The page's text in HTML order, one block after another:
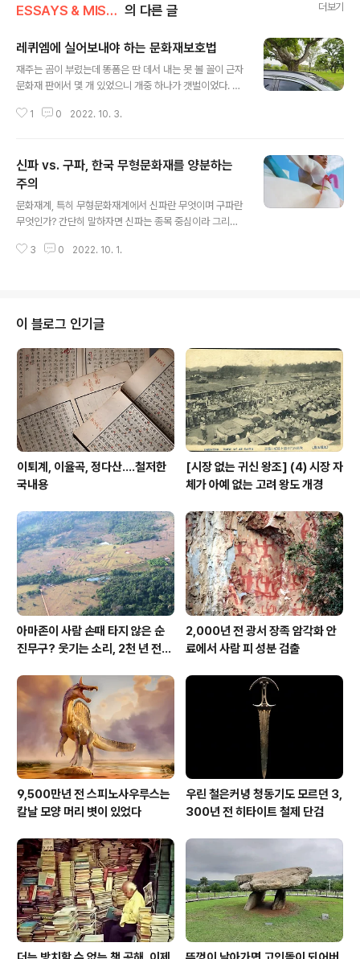
ESSAYS & MISCELLANIES 의 다른 글 더보기
레퀴엠에 실어보내야 하는 문화재보호법
재주는 곰이 부렸는데 똥폼은 딴 데서 내는 못 볼 꼴이 근자
문화재 판에서 몇 개 있었으니 개중 하나가 갯벌이었다. 이
계유산에 등재한 것까진 좋았는데 문젠 직후 그 활용이란
빨아먹었다. 이 꼴을 문화재청은 분통 터지게 바라만 볼 뿐
이었다. 심지어 저 해수부 놈들 이참에 아주 세계유산 업무
도 지들이 아예 가져갈 요량처럼 갯벌 빙자해 세계유산과
창설까지 밀어부쳤다가 행자부에 막혀 그 업무는 문화재청
엔 산사에서 똑같이 문화재청이 개수모를 당했으니 이것도
1 0 2022. 10. 3.
신파 vs. 구파, 한국 무형문화재를 양분하는
주의
문화재계, 특히 무형문화재계에서 신파란 무엇이며 구파란
무엇인가? 간단히 말하자면 신파는 종목 중심이라 그리하
구파는 이른바 인간문화재주의라, 사람 중심이며 기예능
신법당 소행인가 구법당 소행인가? 말할 것도 없이 전자의
소행이다. 그 명칭을 두고 어찌할 것인가 무형문화재위원
회에서는 적지 않은 논란이 있었거니와, 암튼 그리하여 저
명칭으로 최종 낙찰되어 문서화했다. 한복생활이 어찌 그
것을 전승 계승하는 사람을 염두에 둘 수가 있겠는가? 종래
혹은 고래古來의 문화재 관념에 의하면 한..
3 0 2022. 10. 1.
이 블로그 인기글
이퇴계, 이율곡, 정다산....철저한
국내용
[시장 없는 귀신 왕조] (4) 시장 자
체가 아예 없는 고려 왕도 개경
아마존이 사람 손때 타지 않은 순
진무구? 웃기는 소리, 2천 년 전에
2,000년 전 광서 장족 암각화 안
료에서 사람 피 성분 검출
9,500만년 전 스피노사우루스는
칼날 모양 머리 볏이 있었다
우린 철은커녕 청동기도 모르던 3,
300년 전 히타이트 철제 단검